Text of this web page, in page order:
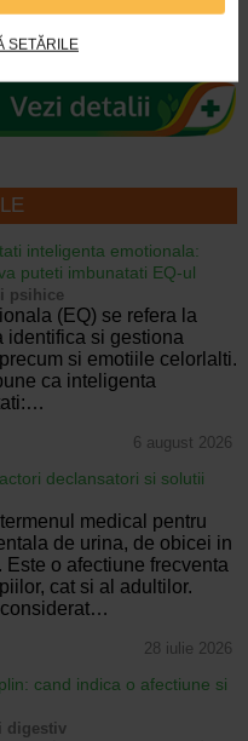
SETĂRILE
este dezvoltata pentru
tenurilor ridate, lipsite
fermitate, tinere sau mature si…
inteligenta emotionala:
puteti imbunatati EQ-ul
psihice
(EQ) se refera la
identifica si gestiona
si emotiile celorlalti.
ca inteligenta
6 august 2026
declansatori si solutii
medical pentru
de urina, de obicei in
o afectiune frecventa
cat si al adultilor.
28 iulie 2026
cand indica o afectiune si
digestiv